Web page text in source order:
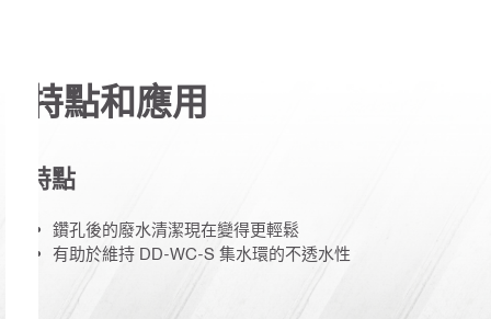
特點和應用
特點
鑽孔後的廢水清潔現在變得更輕鬆
有助於維持 DD-WC-S 集水環的不透水性